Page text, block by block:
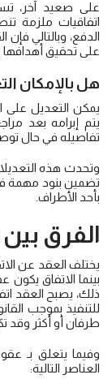
على صعيد آخر،
اتفاقيات ملزمة
الدفع، وبالتالي
على تحقيق أهدافها
هل بالإمكان
يمكن التعديل على
يتم إبرامه بعد
تفاصيله في حال
وتحدث هذه
تضمين بنود مهمة
بأحد الأطراف.
الفرق بين
يختلف العقد عن
بينما الاتفاق
ذلك، يصبح العقد
للتنفيذ بموجب
طرفان أو أكثر وقد
وفيما يتعلق بـ
العناصر التالية: